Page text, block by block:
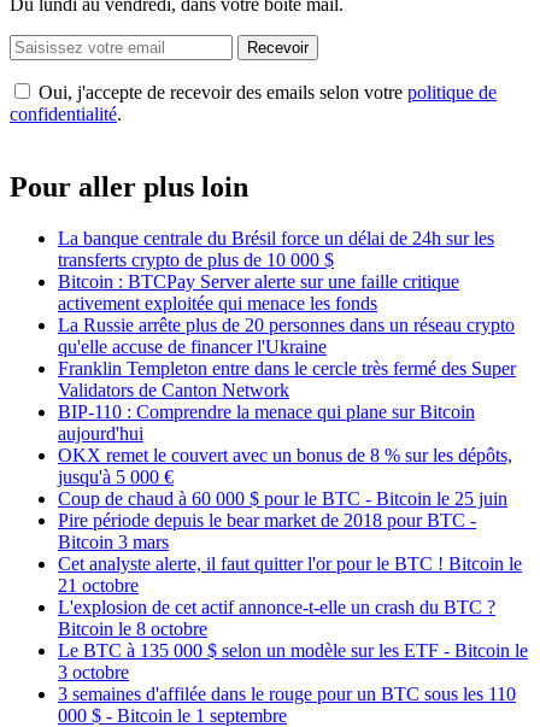
Du lundi au vendredi, dans votre boîte mail.
Recevoir
Oui, j'accepte de recevoir des emails selon votre politique de
confidentialité.
Pour aller plus loin
La banque centrale du Brésil force un délai de 24h sur les
transferts crypto de plus de 10 000 $
Bitcoin : BTCPay Server alerte sur une faille critique
activement exploitée qui menace les fonds
La Russie arrête plus de 20 personnes dans un réseau crypto
qu'elle accuse de financer l'Ukraine
Franklin Templeton entre dans le cercle très fermé des Super
Validators de Canton Network
BIP-110 : Comprendre la menace qui plane sur Bitcoin
aujourd'hui
OKX remet le couvert avec un bonus de 8 % sur les dépôts,
jusqu'à 5 000 €
Coup de chaud à 60 000 $ pour le BTC - Bitcoin le 25 juin
Pire période depuis le bear market de 2018 pour BTC -
Bitcoin 3 mars
Cet analyste alerte, il faut quitter l'or pour le BTC ! Bitcoin le
21 octobre
L'explosion de cet actif annonce-t-elle un crash du BTC ?
Bitcoin le 8 octobre
Le BTC à 135 000 $ selon un modèle sur les ETF - Bitcoin le
3 octobre
3 semaines d'affilée dans le rouge pour un BTC sous les 110
000 $ - Bitcoin le 1 septembre